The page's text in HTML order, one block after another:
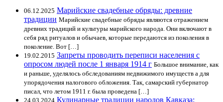
06.12.2025 Марийские свадебные обряды: древние
традиции Марийские свадебные обряды являются отражением
древних традиций и культуры марийского народа. Они включают в
себя ряд ритуалов и обычаев, которые передаются из поколения в
поколение. Вот […]
19.02.2015 Запреты проводить переписи населения с
опросом людей после 1 января 1914 г Большое внимание, как
и раньше, уделялось обследованиям недвижимого имуществ а для
упорядочения налогового обложения. Так, самарский губернатор
писал, что летом 1911 г. была проведена […]
24.03.2024 Кулинарные традиции народов Кавказа: